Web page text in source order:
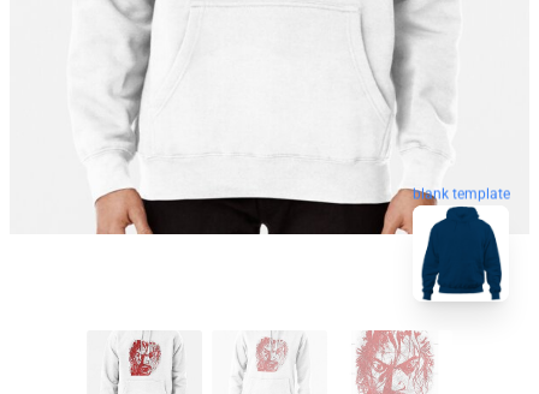
blank template